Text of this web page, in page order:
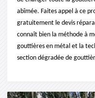
abîmée. Faites appel à ce
gratuitement le devis
connaît bien la méthode à
gouttières en métal et la
section dégradée de